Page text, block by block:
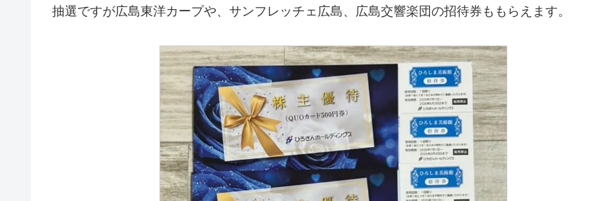
抽選ですが広島東洋カープや、サンフレッチェ広島、広島交響楽団の招待券ももらえます。